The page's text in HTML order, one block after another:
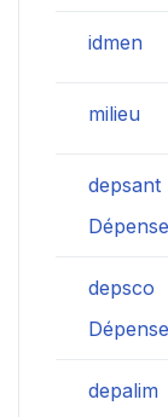
idmen
milieu
depsant
depsco
depalim